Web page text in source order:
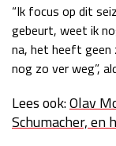
“Ik focus op dit
gebeurt, weet ik
na, het heeft geen
nog zo ver weg”,
Lees ook:Olav
Schumacher, en